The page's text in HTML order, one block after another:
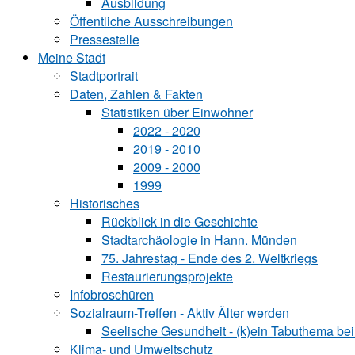
Öffentliche Ausschreibungen
Pressestelle
Meine Stadt
Stadtportrait
Daten, Zahlen & Fakten
Statistiken über Ein‍woh‍ner
2022 - 2020
2019 - 2010
2009 - 2000
1999
Historisches
Rückblick in die Geschichte
Stadtarchäologie in Hann. Münden
75. Jahrestag - Ende des 2. Weltkriegs
Restaurierungsprojekte
Infobroschüren
Sozialraum-Treffen - Aktiv Älter werden
Seelische Gesundheit - (k)ein Tabuthema
Klima- und Umweltschutz